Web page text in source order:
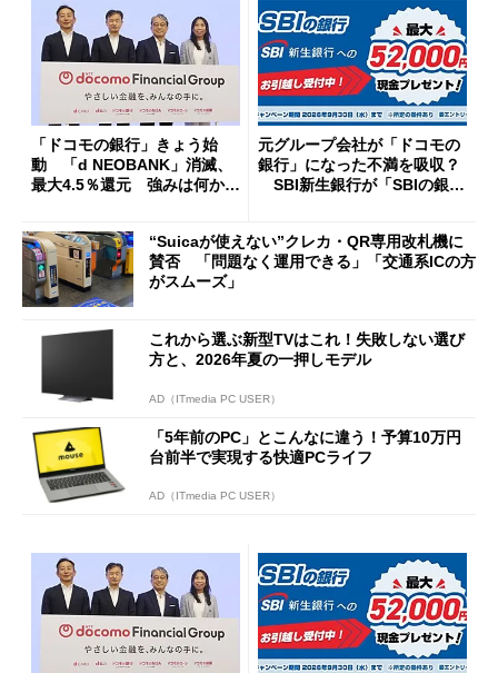
「ドコモの銀行」きょう始
動 「d NEOBANK」消滅、
最大4.5％還元 強みは何か解
元グループ会社が「ドコモの
銀行」になった不満を吸収？
SBI新生銀行が「SBIの銀
開催
“Suicaが使えない”クレカ・QR専用改札機に
賛否 「問題なく運用できる」「交通系ICの方
がスムーズ」
これから選ぶ新型TVはこれ！失敗しない選び
方と、2026年夏の一押しモデル
AD（ITmedia PC USER）
「5年前のPC」とこんなに違う！予算10万円
台前半で実現する快適PCライフ
AD（ITmedia PC USER）